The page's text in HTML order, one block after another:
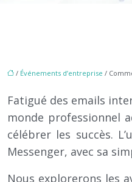
/ Événements d’entreprise /
Fatigué des emails
monde professionnel
célébrer les succès.
Messenger, avec sa
Nous explorerons les